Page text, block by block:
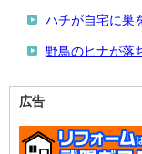
ハチが自宅に巣
野鳥のヒナが落
広告